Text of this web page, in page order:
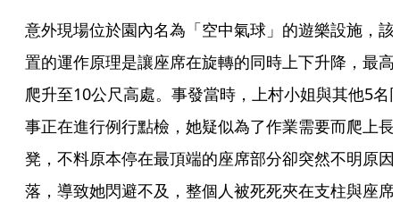
意外現場位於園內名為「空中氣球」的遊樂設施，該
置的運作原理是讓座席在旋轉的同時上下升降，最高
爬升至10公尺高處。事發當時，上村小姐與其他5名
事正在進行例行點檢，她疑似為了作業需要而爬上長
凳，不料原本停在最頂端的座席部分卻突然不明原因
落，導致她閃避不及，整個人被死死夾在支柱與座席